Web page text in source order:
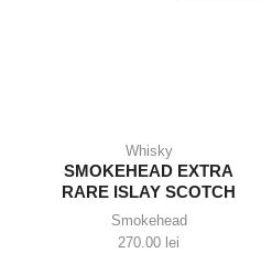
Whisky
SMOKEHEAD EXTRA
RARE ISLAY SCOTCH
WHISKY 1L
Smokehead
270.00 lei